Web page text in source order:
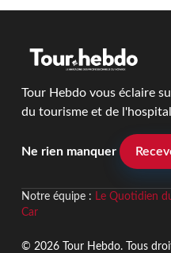
Tour Hebdo vous éclaire
du tourisme et de
Ne rien manquer
Notre équipe : Le Quotidien
Car
© 2026 Tour Hebdo. Tous